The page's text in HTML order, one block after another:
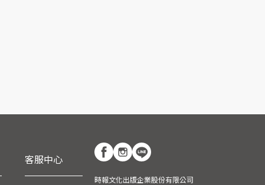
客服中心
時報文化出版企業股份有限公司